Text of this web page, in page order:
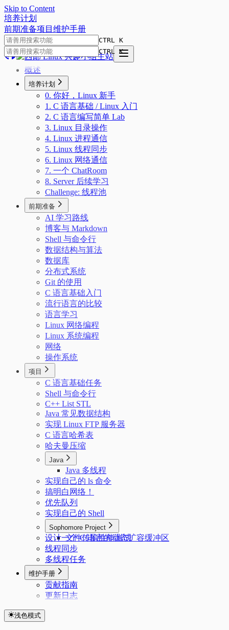
Skip to Content
培养计划
前期准备项目 维护手册
CTRL K
CTRL K
概述
培养计划
0. 你好，Linux 新手
1. C 语言基础 / Linux 入门
2. C 语言编写简单 Lab
3. Linux 目录操作
4. Linux 进程通信
5. Linux 线程同步
6. Linux 网络通信
7. 一个 ChatRoom
8. Server 后续学习
Challenge: 线程池
前期准备
AI 学习路线
博客与 Markdown
Shell 与命令行
数据结构与算法
数据库
分布式系统
Git 的使用
C 语言基础入门
流行语言的比较
语言学习
Linux 网络编程
Linux 系统编程
网络
操作系统
项目
C 语言基础任务
Shell 与命令行
C++ List STL
Java 常见数据结构
实现 Linux FTP 服务器
C 语言哈希表
哈夫曼压缩
Java
Java 多线程
实现自己的 ls 命令
搞明白网络！
优先队列
实现自己的 Shell
Sophomore Project
文件传输性能测试
设计一个 C 语言的动态扩容缓冲区
线程同步
多线程任务
维护手册
贡献指南
更新日志
浅色模式